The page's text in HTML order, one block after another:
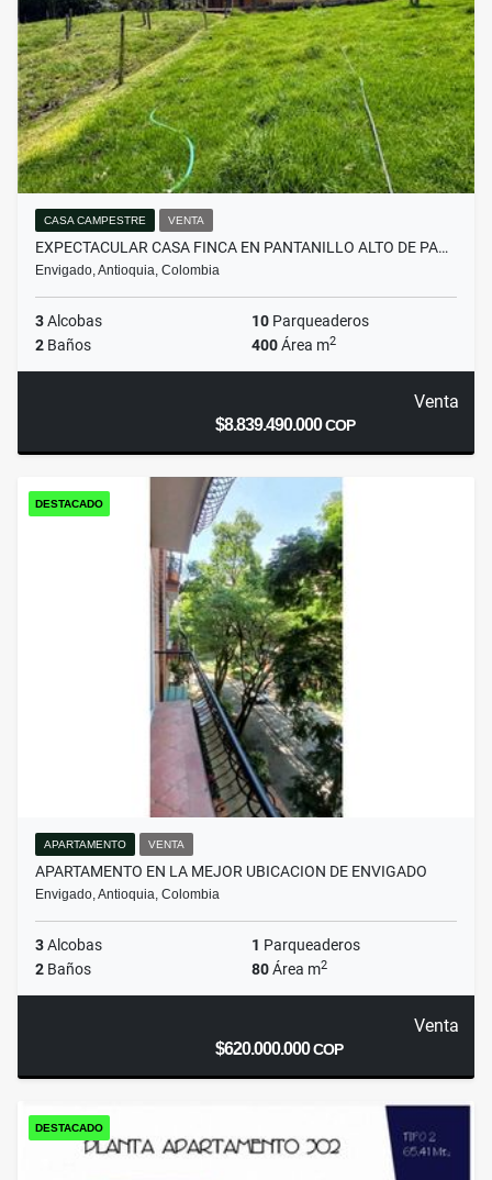
CASA CAMPESTRE VENTA
EXPECTACULAR CASA FINCA EN PANTANILLO ALTO DE PA…
Envigado, Antioquia, Colombia
3Alcobas 10 Parqueaderos
2 Baños 400Área m2
Venta
$8.839.490.000COP
DESTACADO
APARTAMENTO VENTA
APARTAMENTO EN LA MEJOR UBICACION DE ENVIGADO
Envigado, Antioquia, Colombia
3Alcobas 1 Parqueaderos
2 Baños 80Área m2
Venta
$620.000.000COP
DESTACADO